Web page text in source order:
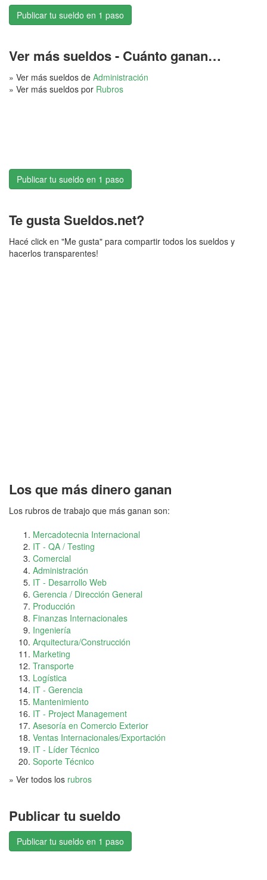
Publicar tu sueldo en 1 paso
Ver más sueldos - Cuánto ganan…
» Ver más sueldos de Administración
» Ver más sueldos por Rubros
Publicar tu sueldo en 1 paso
Te gusta Sueldos.net?
Hacé click en "Me gusta" para compartir todos los sueldos y
hacerlos transparentes!
Los que más dinero ganan
Los rubros de trabajo que más ganan son:
Mercadotecnia Internacional
IT - QA / Testing
Comercial
Administración
IT - Desarrollo Web
Gerencia / Dirección General
Producción
Finanzas Internacionales
Ingeniería
Arquitectura/Construcción
Marketing
Transporte
Logística
IT - Gerencia
Mantenimiento
IT - Project Management
Asesoría en Comercio Exterior
Ventas Internacionales/Exportación
IT - Líder Técnico
Soporte Técnico
» Ver todos los rubros
Publicar tu sueldo
Publicar tu sueldo en 1 paso